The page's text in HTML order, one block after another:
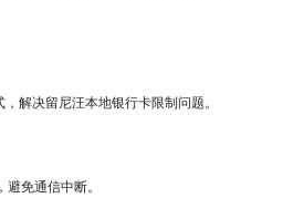
解决留尼汪本地银行卡限制问题。
免通信中断。